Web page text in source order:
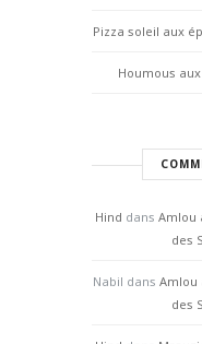
Pizza soleil aux
Houmous
Hind dans Amlou
des
Nabil dans Amlou
des